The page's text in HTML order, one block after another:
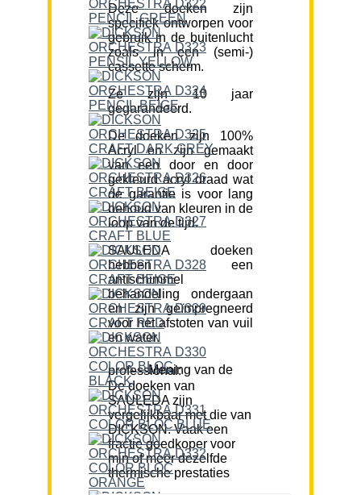
Deze doeken zijn
specifiek ontworpen voor
gebruik in de buitenlucht
zoals in een (semi-)
cassette scherm.
Ze zijn 10 jaar
gegarandeerd.
De doeken zijn 100%
Acryl en zijn gemaakt
van een door en door
gekleurd acryl draad wat
de garantie is voor lang
behoud van kleuren in de
loop van de tijd.
SAULEDA doeken
hebben een
antischimmel
behandeling ondergaan
en zijn geïmpregneerd
voor het afstoten van vuil
en water.
Mening van de professional:
De doeken van
SAULEDA zijn
vergelijkbaar met die van
DICKSON. Vaak een
fractie goedkoper voor
min of meer dezelfde
thermische prestaties